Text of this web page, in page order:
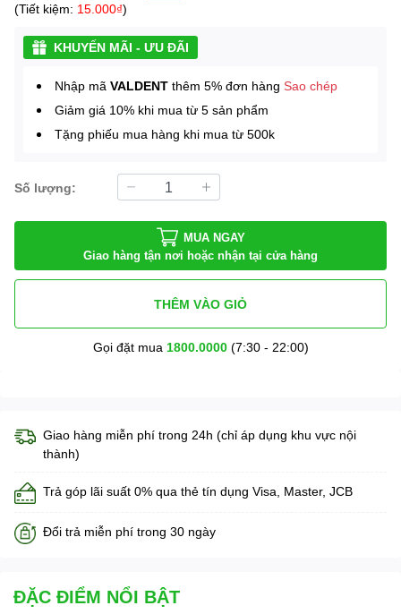
(Tiết kiệm: 15.000₫)
KHUYẾN MÃI - ƯU ĐÃI
Nhập mã VALDENT thêm 5% đơn hàng Sao chép
Giảm giá 10% khi mua từ 5 sản phẩm
Tặng phiếu mua hàng khi mua từ 500k
Số lượng:
MUA NGAY
Giao hàng tận nơi hoặc nhận tại cửa hàng
THÊM VÀO GIỎ
Gọi đặt mua 1800.0000(7:30 - 22:00)
Giao hàng miễn phí trong 24h (chỉ áp dụng khu vực nội
thành)
Trả góp lãi suất 0% qua thẻ tín dụng Visa, Master, JCB
Đổi trả miễn phí trong 30 ngày
ĐẶC ĐIỂM NỔI BẬT